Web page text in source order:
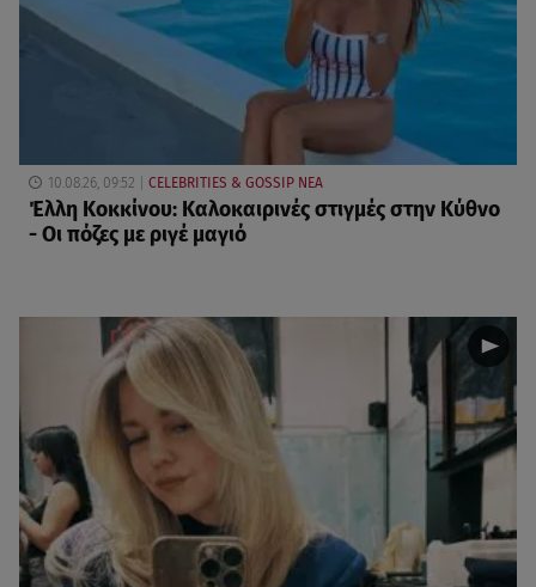
10.08.26, 09:52 CELEBRITIES & GOSSIP ΝΕΑ
Έλλη Κοκκίνου: Καλοκαιρινές στιγμές στην Κύθνο
- Οι πόζες με ριγέ μαγιό